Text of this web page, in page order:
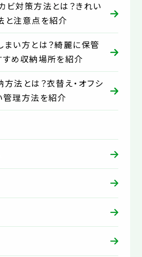
ビ対策方法とは？きれい
と注意点を紹介
まい方とは？綺麗に保管
すめ収納場所を紹介
法とは？衣替え・オフシ
管理方法を紹介